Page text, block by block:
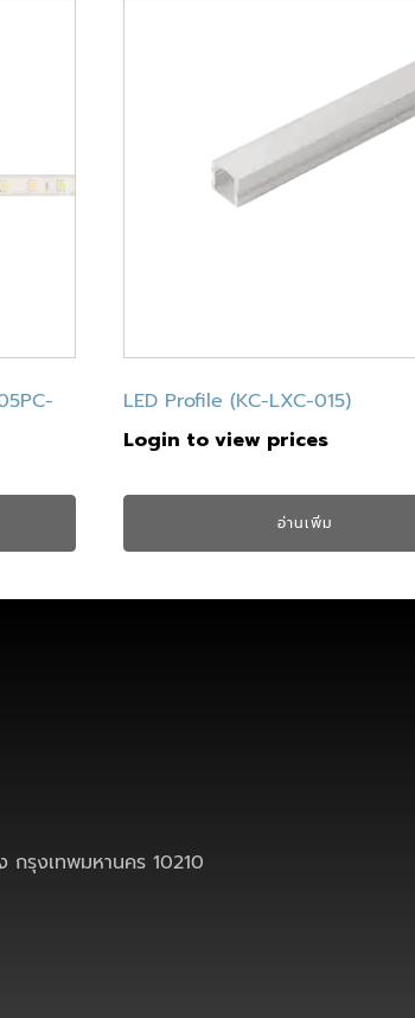
LED Profile (KC-LXC-015)
Login to view prices
อ่านเพิ่ม
กรุงเทพมหานคร 10210